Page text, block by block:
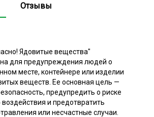
Отзывы
Ядовитые вещества"
для предупреждения людей о
месте, контейнере или изделии
веществ. Ее основная цель —
предупредить о риске
воздействия и предотвратить
или несчастные случаи.